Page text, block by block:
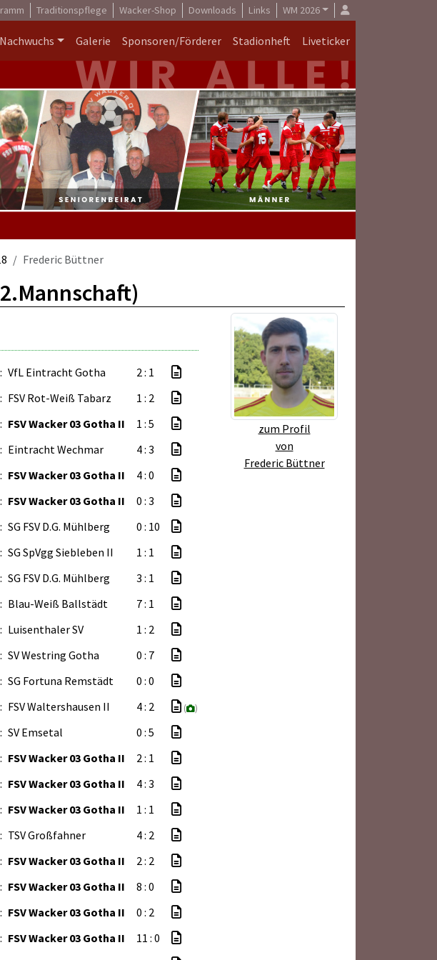
Traditionspflege Wacker-Shop Downloads Links WM 2026
Nachwuchs Galerie Sponsoren/Förderer Stadionheft Liveticker
Frederic Büttner
zum Profil
von
Frederic Büttner
: VfL Eintracht Gotha
2 : 1
: FSV Rot-Weiß Tabarz
1 : 2
: FSV Wacker 03 Gotha II
1 : 5
: Eintracht Wechmar
4 : 3
: FSV Wacker 03 Gotha II
4 : 0
: FSV Wacker 03 Gotha II
0 : 3
: SG FSV D.G. Mühlberg
0 : 10
: SG SpVgg Siebleben II
1 : 1
: SG FSV D.G. Mühlberg
3 : 1
: Blau-Weiß Ballstädt
7 : 1
: Luisenthaler SV
1 : 2
: SV Westring Gotha
0 : 7
: SG Fortuna Remstädt
0 : 0
: FSV Waltershausen II 4 : 2 ( )
: SV Emsetal
0 : 5
: FSV Wacker 03 Gotha II
2 : 1
: FSV Wacker 03 Gotha II
4 : 3
: FSV Wacker 03 Gotha II
1 : 1
: TSV Großfahner
4 : 2
: FSV Wacker 03 Gotha II
2 : 2
: FSV Wacker 03 Gotha II
8 : 0
: FSV Wacker 03 Gotha II
0 : 2
: FSV Wacker 03 Gotha II
11 : 0